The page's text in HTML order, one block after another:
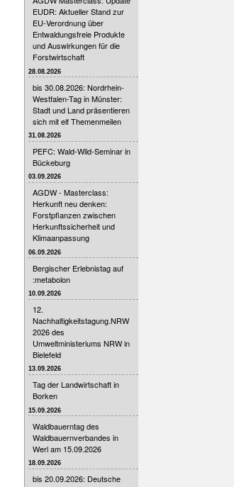
EUDR: Aktueller Stand zur
EU-Verordnung über
Entwaldungsfreie Produkte
und Auswirkungen für die
Forstwirtschaft
28.08.2026
bis 30.08.2026: Nordrhein-
Westfalen-Tag in Münster:
Stadt und Land präsentieren
sich mit elf Themenmeilen
31.08.2026
PEFC: Wald-Wild-Seminar in
Bückeburg
03.09.2026
AGDW - Masterclass:
Herkunft neu denken:
Forstpflanzen zwischen
Herkunftssicherheit und
Klimaanpassung
06.09.2026
Bergischer Erlebnistag auf
:metabolon
10.09.2026
12.
Nachhaltigkeitstagung.NRW
2026 des
Umweltministeriums NRW in
Bielefeld
13.09.2026
Tag der Landwirtschaft in
Borken
15.09.2026
Waldbauerntag des
Waldbauernverbandes in
Werl am 15.09.2026
18.09.2026
bis 20.09.2026: Deutsche